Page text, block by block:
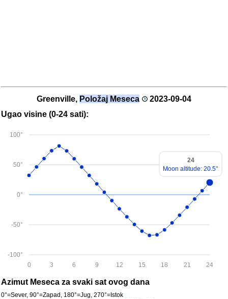
Greenville, Položaj Meseca
2023-09-04
Ugao visine (0-24 sati):
-100°
-50°
0°
50°
100°
24
21
18
15
12
9
6
3
0
24
Moon altitude: 20.5°
Azimut Meseca za svaki sat ovog dana
0°=Sever, 90°=Zapad, 180°=Jug, 270°=Istok